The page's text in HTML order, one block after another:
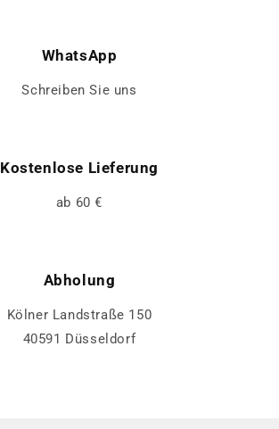
WhatsApp
Schreiben Sie uns
Kostenlose Lieferung
ab 60 €
Abholung
Kölner Landstraße 150
40591 Düsseldorf